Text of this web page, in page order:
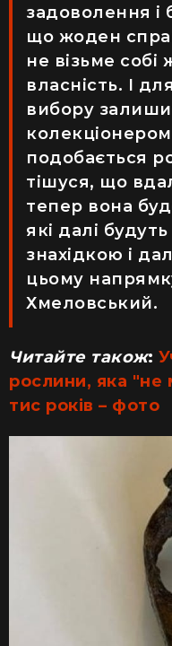
задоволення і
що жоден
не візьме собі
власність. І
вибору
подобається
тішуся, що
тепер вона
які далі
знахідкою і
цьому
Хмеловський.
Читайте також:
рослини, яка
тис років – фото